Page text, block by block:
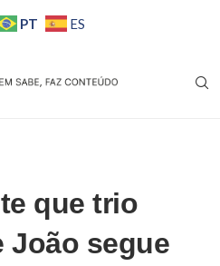
PT ES
que trio
João segue